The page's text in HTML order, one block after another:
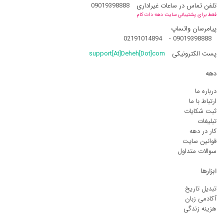
تلفن تماس در ساعات غیراداری 09019398888
فقط برای پشتیبانی سایت دهه دات کام
پیامرسان واتساپ
09019398888
-
02191014894
پست الکترونیکی
support[At]Deheh[Dot]com
دهه
درباره ما
ارتباط با ما
ثبت شکایات
تبلیغات
کار در دهه
قوانین سایت
سوالات متداول
ابزارها
تبدیل تاریخ
آکادمی زبان
هزینه زندگی